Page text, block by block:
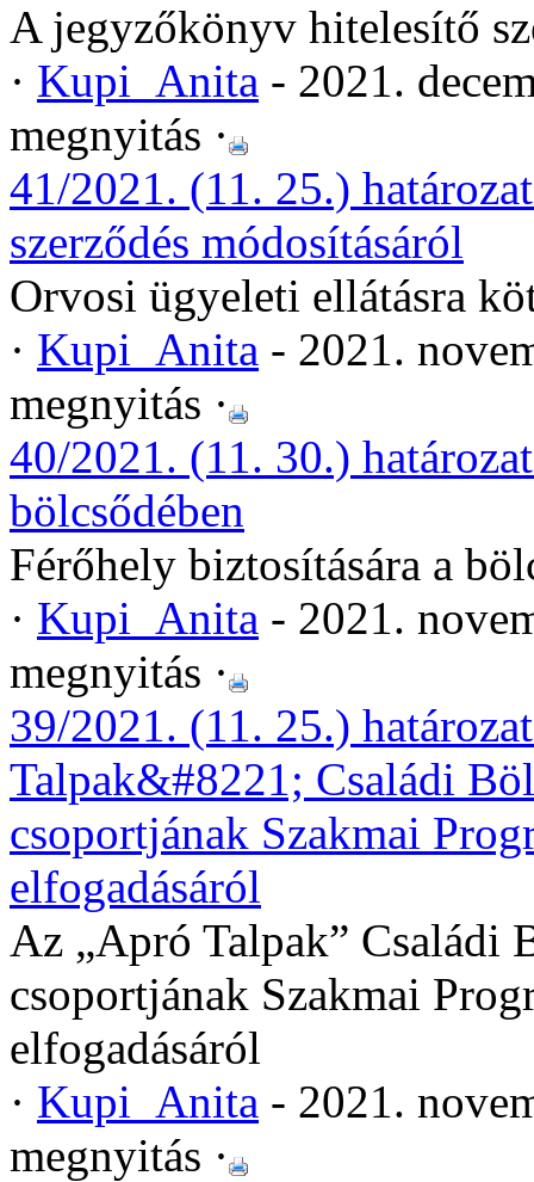
A jegyzőkönyv hitelesítő
· Kupi_Anita - 2021.
megnyitás ·
41/2021. (11. 25.)
szerződés módosításáról
Orvosi ügyeleti ellátásra
· Kupi_Anita - 2021.
megnyitás ·
40/2021. (11. 30.)
bölcsődében
Férőhely biztosítására a
· Kupi_Anita - 2021.
megnyitás ·
39/2021. (11. 25.)
Talpak&#8221; Családi
csoportjának Szakmai
elfogadásáról
Az „Apró Talpak”
csoportjának Szakmai
elfogadásáról
· Kupi_Anita - 2021.
megnyitás ·